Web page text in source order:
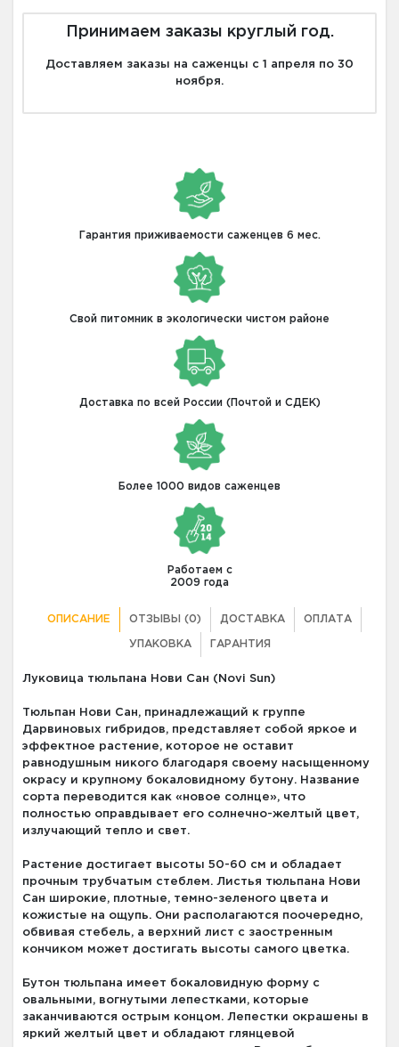
Принимаем заказы круглый год.
Доставляем заказы на саженцы с 1 апреля по 30
ноября.
Гарантия приживаемости саженцев 6 мес.
Свой питомник в экологически чистом районе
Доставка по всей России (Почтой и СДЕК)
Более 1000 видов саженцев
Работаем с
2009 года
ОПИСАНИЕ ОТЗЫВЫ (0) ДОСТАВКА ОПЛАТА
УПАКОВКА ГАРАНТИЯ
Луковица тюльпана Нови Сан (Novi Sun)
Тюльпан Нови Сан, принадлежащий к группе
Дарвиновых гибридов, представляет собой яркое и
эффектное растение, которое не оставит
равнодушным никого благодаря своему насыщенному
окрасу и крупному бокаловидному бутону. Название
сорта переводится как «новое солнце», что
полностью оправдывает его солнечно-желтый цвет,
излучающий тепло и свет.
Растение достигает высоты 50-60 см и обладает
прочным трубчатым стеблем. Листья тюльпана Нови
Сан широкие, плотные, темно-зеленого цвета и
кожистые на ощупь. Они располагаются поочередно,
обвивая стебель, а верхний лист с заостренным
кончиком может достигать высоты самого цветка.
Бутон тюльпана имеет бокаловидную форму с
овальными, вогнутыми лепестками, которые
заканчиваются острым концом. Лепестки окрашены в
яркий желтый цвет и обладают глянцевой